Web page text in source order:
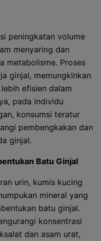
peningkatan volume
menyaring dan
metabolisme. Proses
ginjal, memungkinkan
efisien dalam
pada individu
konsumsi teratur
pembengkakan dan
ginjal.
Batu Ginjal
urin, kumis kucing
mineral yang
batu ginjal.
konsentrasi
dan asam urat,